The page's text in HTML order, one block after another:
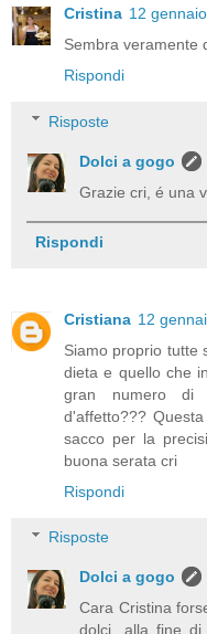
Cristina 12
Sembra veramente
Rispondi
Risposte
Dolci a gogo
Grazie cri, é una
Rispondi
Cristiana 12
Siamo proprio tutte
dieta e quello che
gran numero di
d'affetto???
sacco per la
buona serata cri
Rispondi
Risposte
Dolci a gogo
Cara Cristina
dolci...alla fine